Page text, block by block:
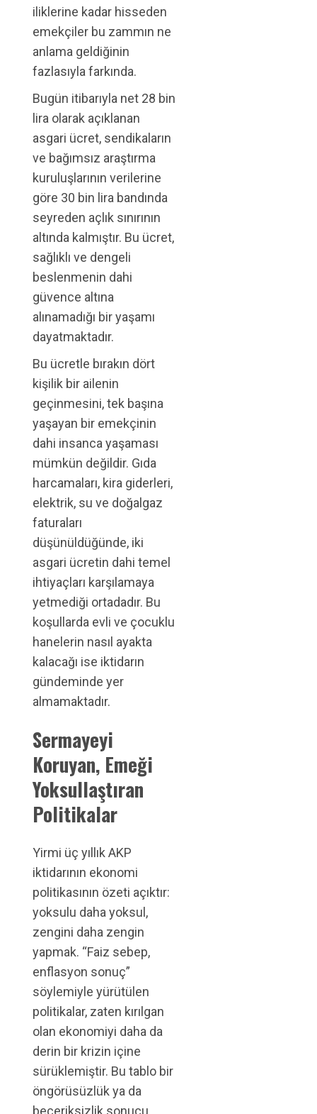
iliklerine kadar hisseden
emekçiler bu zammın ne
anlama geldiğinin
fazlasıyla farkında.
Bugün itibarıyla net 28 bin
lira olarak açıklanan
asgari ücret, sendikaların
ve bağımsız araştırma
kuruluşlarının verilerine
göre 30 bin lira bandında
seyreden açlık sınırının
altında kalmıştır. Bu ücret,
sağlıklı ve dengeli
beslenmenin dahi
güvence altına
alınamadığı bir yaşamı
dayatmaktadır.
Bu ücretle bırakın dört
kişilik bir ailenin
geçinmesini, tek başına
yaşayan bir emekçinin
dahi insanca yaşaması
mümkün değildir. Gıda
harcamaları, kira giderleri,
elektrik, su ve doğalgaz
faturaları
düşünüldüğünde, iki
asgari ücretin dahi temel
ihtiyaçları karşılamaya
yetmediği ortadadır. Bu
koşullarda evli ve çocuklu
hanelerin nasıl ayakta
kalacağı ise iktidarın
gündeminde yer
almamaktadır.
Sermayeyi
Koruyan, Emeği
Yoksullaştıran
Politikalar
Yirmi üç yıllık AKP
iktidarının ekonomi
politikasının özeti açıktır:
yoksulu daha yoksul,
zengini daha zengin
yapmak. “Faiz sebep,
enflasyon sonuç”
söylemiyle yürütülen
politikalar, zaten kırılgan
olan ekonomiyi daha da
derin bir krizin içine
sürüklemiştir. Bu tablo bir
öngörüsüzlük ya da
beceriksizlik sonucu